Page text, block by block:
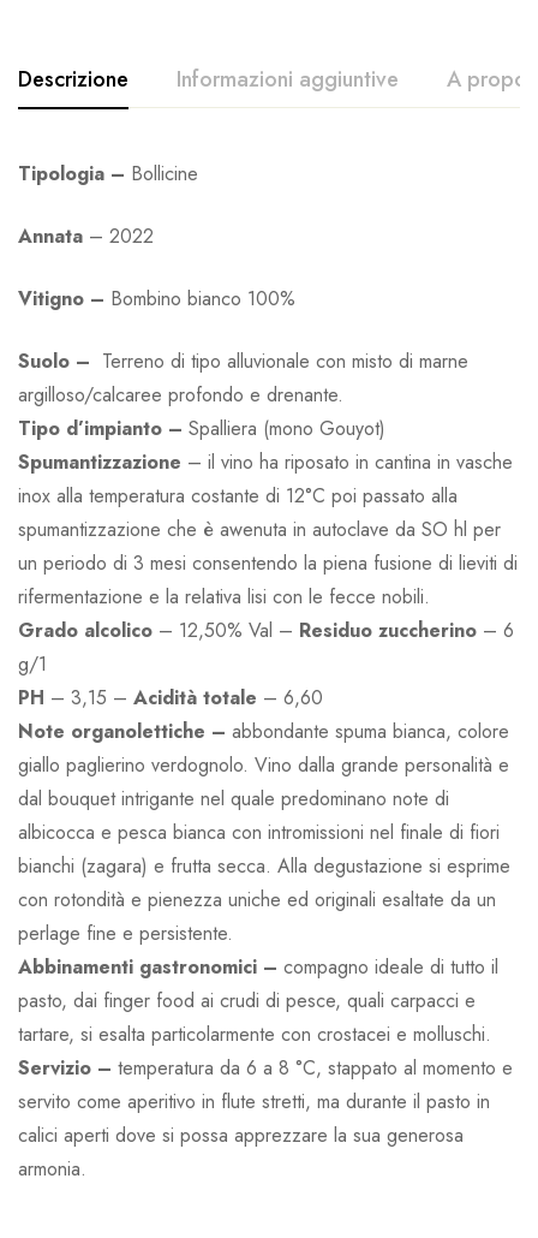
Descrizione Informazioni aggiuntive A
Tipologia – Bollicine
Annata – 2022
Vitigno – Bombino bianco 100%
Suolo – Terreno di tipo alluvionale con misto di marne
argilloso/calcaree profondo e drenante.
Tipo d’impianto – Spalliera (mono Gouyot)
Spumantizzazione – il vino ha riposato in cantina in vasche
inox alla temperatura costante di 12°C poi passato alla
spumantizzazione che è awenuta in autoclave da SO hl per
un periodo di 3 mesi consentendo la piena fusione di lieviti di
rifermentazione e la relativa lisi con le fecce nobili.
Grado alcolico – 12,50% Val – Residuo zuccherino – 6
g/1
PH – 3,15 – Acidità totale – 6,60
Note organolettiche – abbondante spuma bianca, colore
giallo paglierino verdognolo. Vino dalla grande personalità e
dal bouquet intrigante nel quale predominano note di
albicocca e pesca bianca con intromissioni nel finale di fiori
bianchi (zagara) e frutta secca. Alla degustazione si esprime
con rotondità e pienezza uniche ed originali esaltate da un
perlage fine e persistente.
Abbinamenti gastronomici – compagno ideale di tutto il
pasto, dai finger food ai crudi di pesce, quali carpacci e
tartare, si esalta particolarmente con crostacei e molluschi.
Servizio – temperatura da 6 a 8 °C, stappato al momento e
servito come aperitivo in flute stretti, ma durante il pasto in
calici aperti dove si possa apprezzare la sua generosa
armonia.